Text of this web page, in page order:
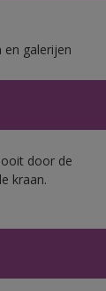
en galerijen
door de
kraan.